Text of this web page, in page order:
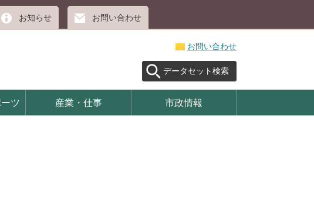
お知らせ お問い合わせ
お問い合わせ
データセット検索
ツ 産業・仕事 市政情報